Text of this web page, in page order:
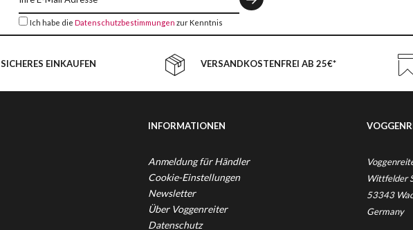
Ich habe die Datenschutzbestimmungen zur Kenntnis
SICHERES EINKAUFEN VERSANDKOSTENFREI AB 25€*
INFORMATIONEN
Anmeldung für Händler
Cookie-Einstellungen
Newsletter
Über Voggenreiter
Datenschutz
Wittfelder
53343
Germany